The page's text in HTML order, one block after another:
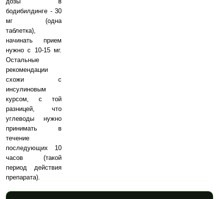
бодибилдинге - 30
мг (одна
таблетка),
начинать прием
нужно с 10-15 мг.
Остальные
рекомендации
схожи с
инсулиновым
курсом, с той
разницей, что
углеводы нужно
принимать в
течение
последующих 10
часов (такой
период действия
препарата).